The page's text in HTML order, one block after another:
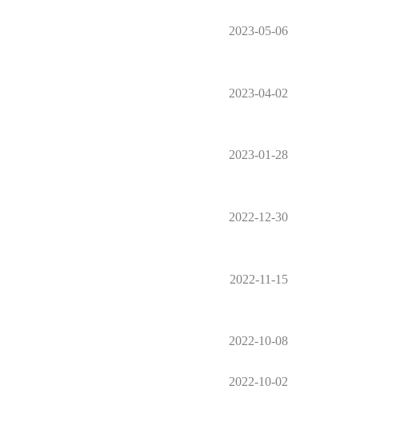
2023-05-06
2023-04-02
2023-01-28
2022-12-30
2022-11-15
2022-10-08
2022-10-02